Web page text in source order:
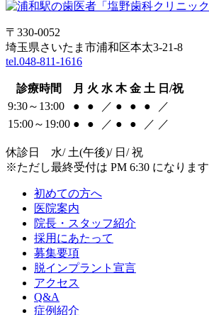
〒330-0052
埼玉県さいたま市浦和区本太3-21-8
tel.048-811-1616
診療時間 月 火 水 木 金 土 日/祝
9:30～13:00
● ● ／ ● ● ●
／
15:00～19:00 ● ● ／ ● ● ／ ／
休診日 水/ 土(午後)/ 日/ 祝
※ただし最終受付は PM 6:30 になります
初めての方へ
医院案内
院長・スタッフ紹介
採用にあたって
募集要項
脱インプラント宣言
アクセス
Q&A
症例紹介